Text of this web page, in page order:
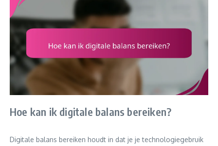
Hoe kan ik digitale balans bereiken?
Digitale balans bereiken houdt in dat je je technologiegebruik